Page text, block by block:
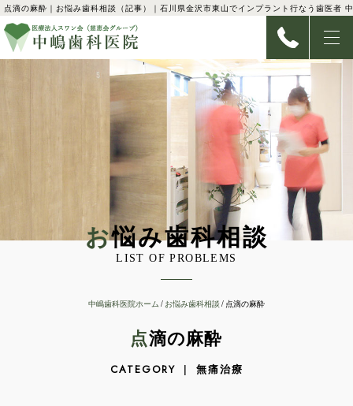
点滴の麻酔｜お悩み歯科相談（記事）｜石川県金沢市東山でインプラント行なう歯医者
お悩み歯科相談
LIST OF PROBLEMS
中嶋歯科医院ホーム お悩み歯科相談 点滴の麻酔
点滴の麻酔
CATEGORY 無痛治療